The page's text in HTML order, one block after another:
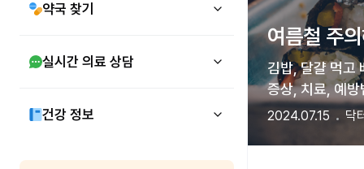
약국 찾기
실시간 의료 상담
건강 정보
여름철 주
김밥, 달걀 먹고
증상, 치료, 예
2024.07.15 닥